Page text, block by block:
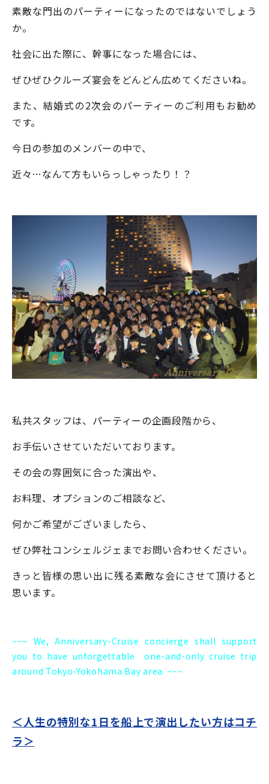
素敵な門出のパーティーになったのではないでしょう
か。
社会に出た際に、 幹事になった場合には、
ぜひぜひクルーズ宴会をどんどん広めてくださいね。
また、結婚式の2次会のパーティーのご利用もお勧め
です。
今日の参加のメンバーの中で、
近々…なんて方もいらっしゃったり！？
私共スタッフは、パーティーの企画段階から、
お手伝いさせていただいております。
その会の雰囲気に合った演出や、
お料理、オプションのご相談など、
何かご希望がございましたら、
ぜひ弊社コンシェルジェまでお問い合わせください。
きっと皆様の思い出に残る素敵な会にさせて頂けると
思います。
~~~ We, Anniversary-Cruise concierge shall support
you to have unforgettable one-and-only cruise trip
around Tokyo-Yokohama Bay area. ~~~
＜人生の特別な1日を船上で演出したい方はコチ
ラ＞